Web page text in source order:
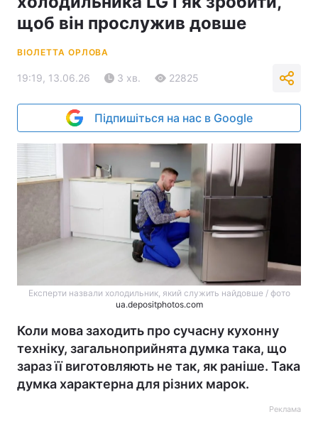
щоб він прослужив довше
ВІОЛЕТТА ОРЛОВА
19:19, 13.06.26 3 хв. 22825
Підпишіться на нас в Google
Експерти назвали холодильник, який служить найдовше / фото
ua.depositphotos.com
Коли мова заходить про сучасну кухонну
техніку, загальноприйнята думка така, що
зараз її виготовляють не так, як раніше. Така
думка характерна для різних марок.
Реклама